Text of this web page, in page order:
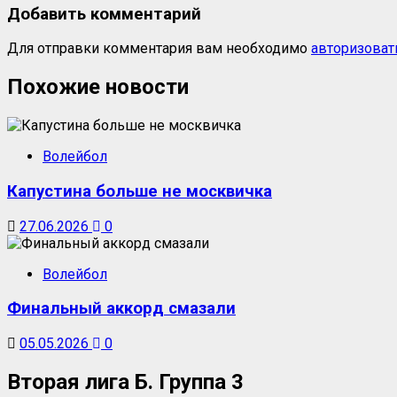
Добавить комментарий
Для отправки комментария вам необходимо
Похожие новости
Волейбол
Капустина больше не москвичка
27.06.2026 0
Волейбол
Финальный аккорд смазали
05.05.2026 0
Вторая лига Б. Группа 3